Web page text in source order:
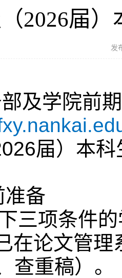
2026届
发
及学院前
届）本
准备
三项条件
在论文管理
查重稿）。